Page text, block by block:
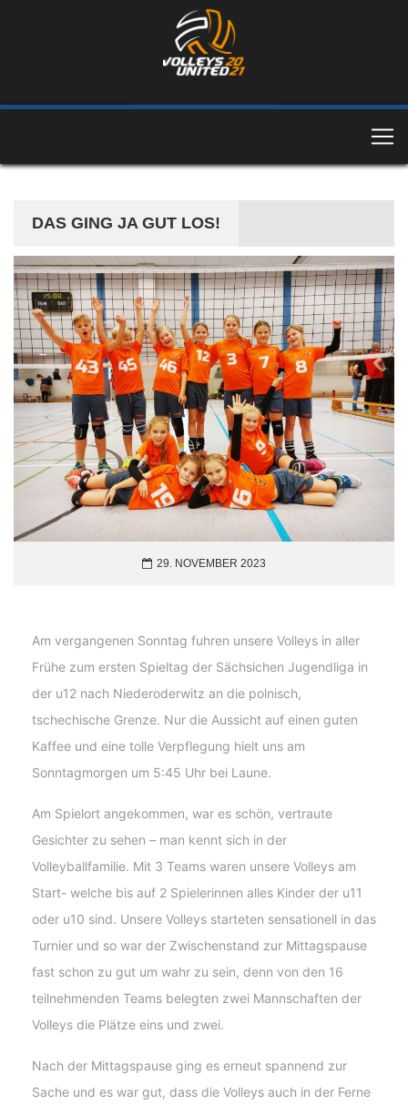
DAS GING JA GUT LOS!
29. NOVEMBER 2023
Am vergangenen Sonntag fuhren unsere Volleys in aller
Frühe zum ersten Spieltag der Sächsichen Jugendliga in
der u12 nach Niederoderwitz an die polnisch,
tschechische Grenze. Nur die Aussicht auf einen guten
Kaffee und eine tolle Verpflegung hielt uns am
Sonntagmorgen um 5:45 Uhr bei Laune.
Am Spielort angekommen, war es schön, vertraute
Gesichter zu sehen – man kennt sich in der
Volleyballfamilie. Mit 3 Teams waren unsere Volleys am
Start- welche bis auf 2 Spielerinnen alles Kinder der u11
oder u10 sind. Unsere Volleys starteten sensationell in das
Turnier und so war der Zwischenstand zur Mittagspause
fast schon zu gut um wahr zu sein, denn von den 16
teilnehmenden Teams belegten zwei Mannschaften der
Volleys die Plätze eins und zwei.
Nach der Mittagspause ging es erneut spannend zur
Sache und es war gut, dass die Volleys auch in der Ferne